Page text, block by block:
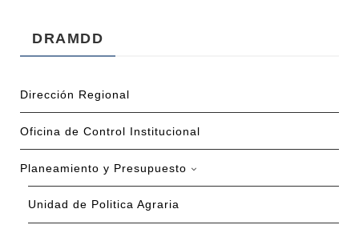
DRAMDD
Dirección Regional
Oficina de Control Institucional
Planeamiento y Presupuesto
Unidad de Politica Agraria